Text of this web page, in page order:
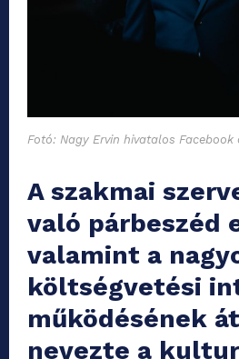
Fotó: Nagy Ervin hivatalos Facebook
A szakmai
való párbeszéd
valamint a
költségvetési
működésének
nevezte a